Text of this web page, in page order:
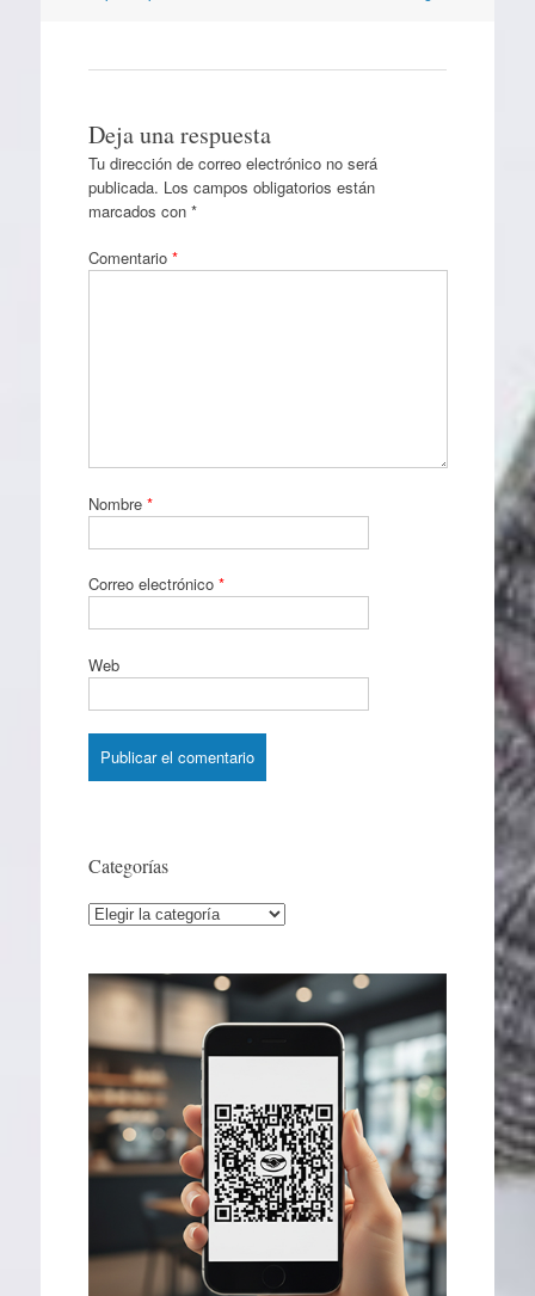
Deja una respuesta
Tu dirección de correo electrónico no será
publicada. Los campos obligatorios están
marcados con *
Comentario *
Nombre *
Correo electrónico *
Web
Categorías
Categorías